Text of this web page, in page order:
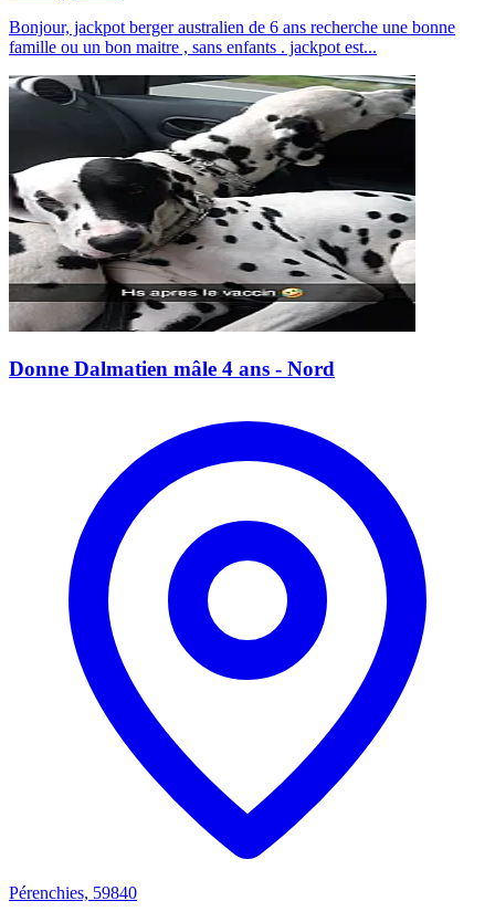
Bonjour, jackpot berger australien de 6 ans recherche une bonne
famille ou un bon maitre , sans enfants . jackpot est...
Donne Dalmatien mâle 4 ans - Nord
Pérenchies, 59840